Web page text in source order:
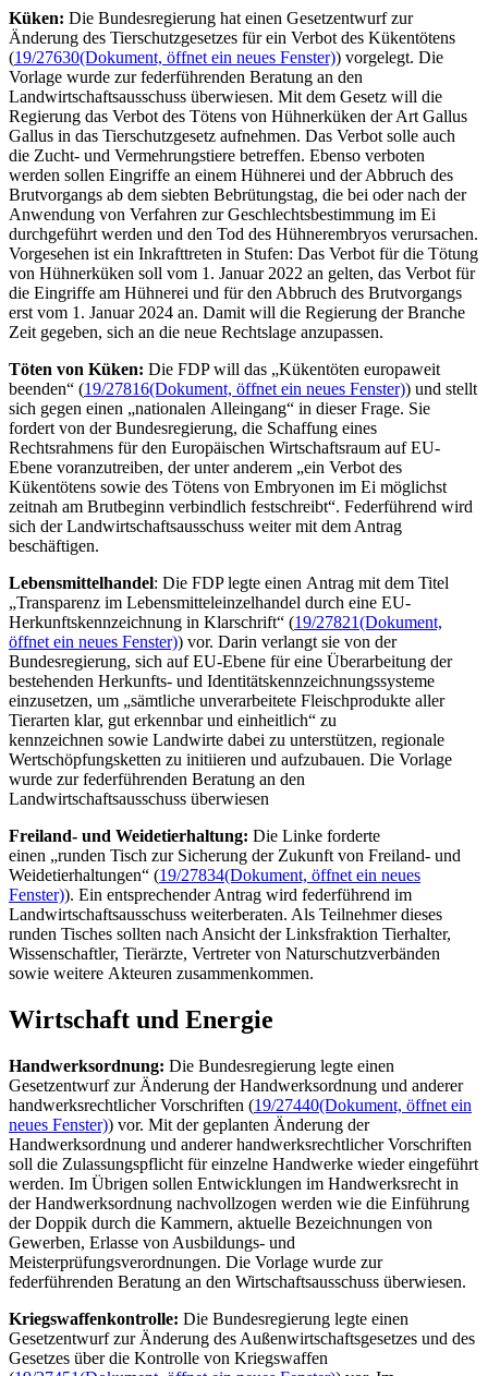
Küken: Die Bundesregierung hat einen Gesetzentwurf zur
Änderung des Tierschutzgesetzes für ein Verbot des Kükentötens
(19/27630(Dokument, öffnet ein neues Fenster)) vorgelegt. Die
Vorlage wurde zur federführenden Beratung an den
Landwirtschaftsausschuss überwiesen. Mit dem Gesetz will die
Regierung das Verbot des Tötens von Hühnerküken der Art Gallus
Gallus in das Tierschutzgesetz aufnehmen. Das Verbot solle auch
die Zucht- und Vermehrungstiere betreffen. Ebenso verboten
werden sollen Eingriffe an einem Hühnerei und der Abbruch des
Brutvorgangs ab dem siebten Bebrütungstag, die bei oder nach der
Anwendung von Verfahren zur Geschlechtsbestimmung im Ei
durchgeführt werden und den Tod des Hühnerembryos verursachen.
Vorgesehen ist ein Inkrafttreten in Stufen: Das Verbot für die Tötung
von Hühnerküken soll vom 1. Januar 2022 an gelten, das Verbot für
die Eingriffe am Hühnerei und für den Abbruch des Brutvorgangs
erst vom 1. Januar 2024 an. Damit will die Regierung derBranche
Zeit gegeben, sich an die neue Rechtslage anzupassen.
Töten von Küken: Die FDP will das „Kükentöten europaweit
beenden“ (19/27816(Dokument, öffnet ein neues Fenster)) und stellt
sich gegen einen „nationalen Alleingang“ in dieser Frage. Sie
fordert von der Bundesregierung, die Schaffung eines
Rechtsrahmens für den Europäischen Wirtschaftsraum auf EU-
Ebene voranzutreiben, der unter anderem „ein Verbot des
Kükentötens sowie des Tötens von Embryonen im Ei möglichst
zeitnah am Brutbeginn verbindlich festschreibt“. Federführend wird
sich der Landwirtschaftsausschuss weiter mit dem Antrag
beschäftigen.
Lebensmittelhandel: Die FDP legte einen Antrag mit dem Titel
„Transparenz im Lebensmitteleinzelhandel durch eine EU-
Herkunftskennzeichnung in Klarschrift“ (19/27821(Dokument,
öffnet ein neues Fenster)) vor. Darin verlangt sie von der
Bundesregierung, sich auf EU-Ebene für eine Überarbeitung der
bestehenden Herkunfts- und Identitätskennzeichnungssysteme
einzusetzen, um „sämtliche unverarbeitete Fleischprodukte aller
Tierarten klar, gut erkennbar und einheitlich“ zu
kennzeichnen sowie Landwirte dabei zu unterstützen, regionale
Wertschöpfungsketten zu initiieren und aufzubauen. Die Vorlage
wurde zur federführenden Beratung an den
Landwirtschaftsausschuss überwiesen
Freiland- und Weidetierhaltung: Die Linke forderte
einen „runden Tisch zur Sicherung der Zukunft von Freiland- und
Weidetierhaltungen“ (19/27834(Dokument, öffnet ein neues
Fenster)). Ein entsprechender Antrag wird federführend im
Landwirtschaftsausschuss weiterberaten. Als Teilnehmer dieses
runden Tisches sollten nach Ansicht der Linksfraktion Tierhalter,
Wissenschaftler, Tierärzte, Vertreter von Naturschutzverbänden
sowie weitere Akteuren zusammenkommen.
Wirtschaft und Energie
Handwerksordnung: Die Bundesregierung legte einen
Gesetzentwurf zur Änderung der Handwerksordnung und anderer
handwerksrechtlicher Vorschriften (19/27440(Dokument, öffnet ein
neues Fenster)) vor. Mit der geplanten Änderung der
Handwerksordnung und anderer handwerksrechtlicher Vorschriften
soll die Zulassungspflicht für einzelne Handwerke wieder eingeführt
werden. Im Übrigen sollen Entwicklungen im Handwerksrecht in
der Handwerksordnung nachvollzogen werden wie die Einführung
der Doppik durch die Kammern, aktuelle Bezeichnungen von
Gewerben, Erlasse von Ausbildungs- und
Meisterprüfungsverordnungen. Die Vorlage wurde zur
federführenden Beratung an den Wirtschaftsausschuss überwiesen.
Kriegswaffenkontrolle: Die Bundesregierung legte einen
Gesetzentwurf zur Änderung des Außenwirtschaftsgesetzes und des
Gesetzes über die Kontrolle von Kriegswaffen